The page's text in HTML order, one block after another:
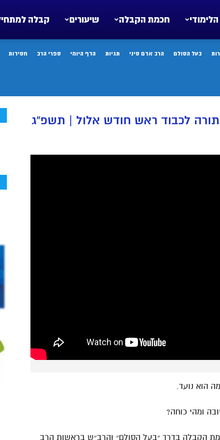
קבלה שיעורים חכמת הקבלה
בעל הסולם הרב אדם סיני תגיות הדף היומי ספרי הרב חסידות
לכבוד ראש חודש אלול | תשפ”ג
הוא נועד.
ומהי כוחה?
הקבלה בדרך ״בעל הסולם״ והרב״ש בראשות הרב